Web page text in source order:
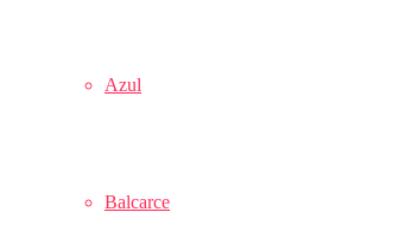
Azul
Balcarce